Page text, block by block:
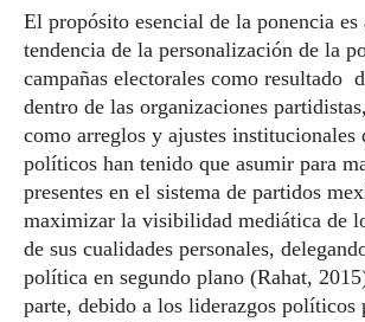
El propósito esencial de la ponencia
tendencia de la personalización de la
campañas electorales como resultado
dentro de las organizaciones
como arreglos y ajustes institucionales
políticos han tenido que asumir para
presentes en el sistema de partidos
maximizar la visibilidad mediática de
de sus cualidades personales,
política en segundo plano (Rahat,
parte, debido a los liderazgos políticos